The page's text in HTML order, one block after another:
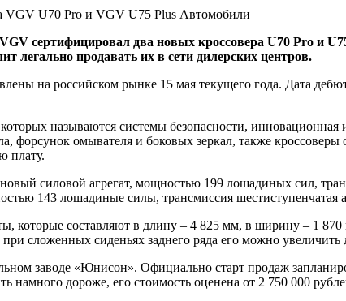
сертифицировал два новых кроссовера U70 Pro и
легально продавать их в сети дилерских центров.
на российском рынке 15 мая текущего года. Дата
называются системы безопасности, инновационная
форсунок омывателя и боковых зеркал, также
плату.
силовой агрегат, мощностью 199 лошадиных сил,
143 лошадиные силы, трансмиссия шестиступенчатая
составляют в длину – 4 825 мм, в ширину – 1
сложенных сиденьях заднего ряда его можно увеличить
заводе «Юнисон». Официально старт продаж
намного дороже, его стоимость оценена от 2 750 000